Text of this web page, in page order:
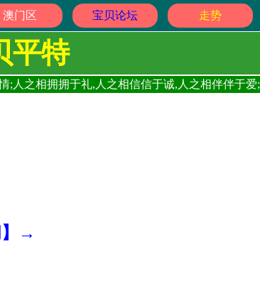
澳门区 宝贝论坛 走势
平特
;人之相拥拥于礼,人之相信信于诚,人之相伴伴于爱;
】→